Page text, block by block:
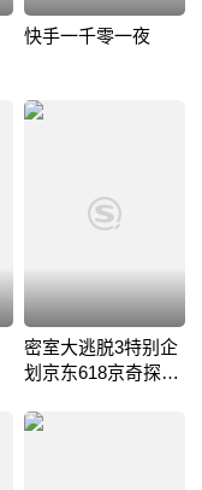
快手一千零一夜
密室大逃脱3特别企
划京东618京奇探秘